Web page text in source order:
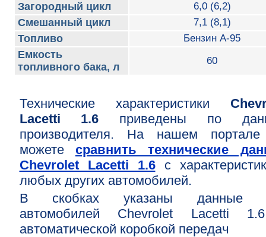
Загородный цикл 6,0 (6,2)
Смешанный цикл 7,1 (8,1)
Топливо Бензин А-95
Емкость
топливного бака, л
60
Технические характеристики
Lacetti 1.6 приведены по
производителя. На нашем
можете сравнить технические
Chevrolet Lacetti 1.6с
любых других автомобилей.
В скобках указаны данные
автомобилей Chevrolet Lacetti
автоматической коробкой передач